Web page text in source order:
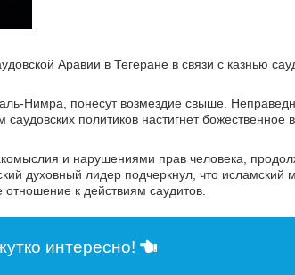
Аравии в Тегеране в связи с казнью
Нимра, понесут возмездие свыше.
политиков настигнет божественное
и нарушениями прав человека,
духовный лидер подчеркнул, что исламский
к действиям саудитов.
интересно!